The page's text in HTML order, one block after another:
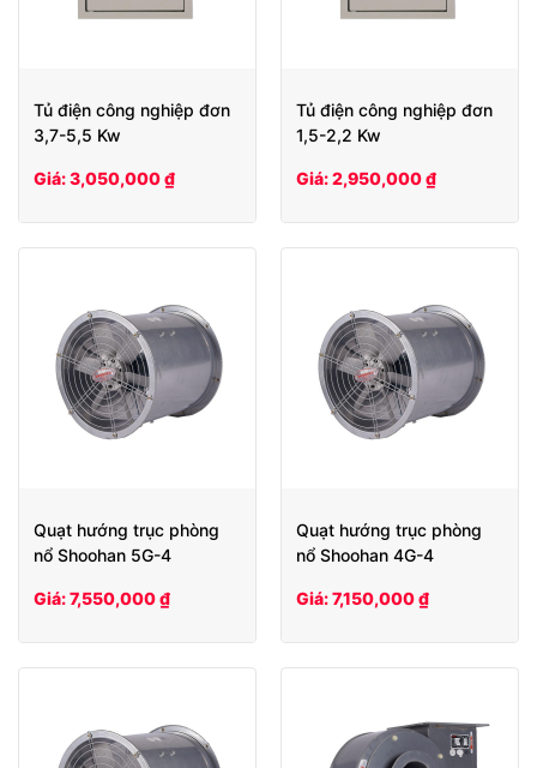
Tủ điện công nghiệp đơn
3,7-5,5 Kw
Giá: 3,050,000 ₫
Tủ điện công nghiệp đơn
1,5-2,2 Kw
Giá: 2,950,000 ₫
Quạt hướng trục phòng
nổ Shoohan 5G-4
Giá: 7,550,000 ₫
Quạt hướng trục phòng
nổ Shoohan 4G-4
Giá: 7,150,000 ₫